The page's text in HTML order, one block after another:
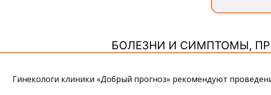
БОЛЕЗНИ И СИМПТОМЫ,
Гинекологи клиники «Добрый прогноз» рекомендуют